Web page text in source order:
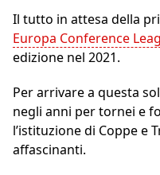
Il tutto in attesa della
Europa Conference
edizione nel 2021.
Per arrivare a questa
negli anni per tornei e
l’istituzione di Coppe e
affascinanti.